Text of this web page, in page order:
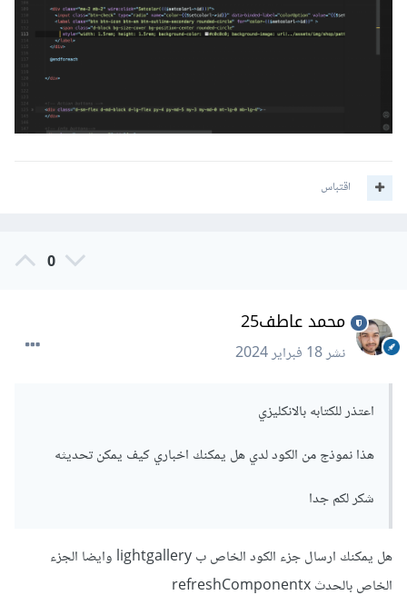
الصور يعمل بشكل صحيح مع Livewire، فربما تحتاج إلى تعديل
الكود لاستهداف العناصر الصحيحة بعد تحديث المكونات، أو التفكير
اقتباس
0
محمد عاطف25
نشر18 فبراير 2024
اعتذر للكتابه بالانكليزي
هذا نموذج من الكود لدي هل يمكنك اخباري كيف يمكن تحديثه
شكر لكم جدا
هل يمكنك ارسال جزء الكود الخاص ب lightgallery وايضا الجزء
الخاص بالحدث refreshComponentx